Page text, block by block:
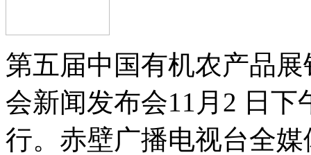
第五届中国有机农产品
会新闻发布会11月2 日
行。赤壁广播电视台全